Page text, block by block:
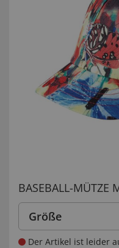
BASEBALL-MÜTZE
Größe
Der Artikel ist leider